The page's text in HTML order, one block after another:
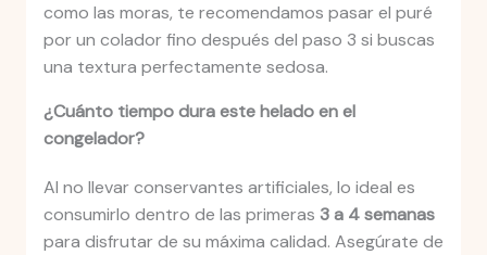
como las moras, te recomendamos pasar el puré
por un colador fino después del paso 3 si buscas
una textura perfectamente sedosa.
¿Cuánto tiempo dura este helado en el
congelador?
Al no llevar conservantes artificiales, lo ideal es
consumirlo dentro de las primeras 3 a 4 semanas
para disfrutar de su máxima calidad. Asegúrate de